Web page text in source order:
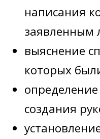
написания
заявленным
выяснение
которых
определение
создания